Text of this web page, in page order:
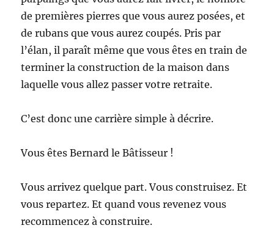
de premières pierres que vous aurez posées, et
de rubans que vous aurez coupés. Pris par
l’élan, il paraît même que vous êtes en train de
terminer la construction de la maison dans
laquelle vous allez passer votre retraite.
C’est donc une carrière simple à décrire.
Vous êtes Bernard le Bâtisseur !
Vous arrivez quelque part. Vous construisez. Et
vous repartez. Et quand vous revenez vous
recommencez à construire.